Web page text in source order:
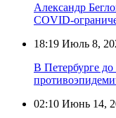
Александр
COVID-
18:19 Июль 8,
В Петербурге до
02:10 Июнь 14,